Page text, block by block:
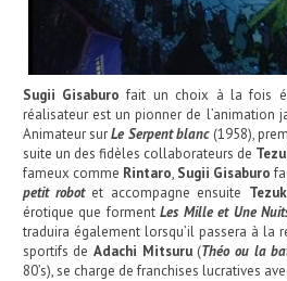
Sugii Gisaburo fait un choix à la fois
réalisateur est un pionner de l’animation
Animateur surLe Serpent blanc(1958),
suite un des fidèles collaborateurs de
fameux comme Rintaro, Sugii Gisaburo
petit robotet accompagne ensuite
érotique que formentLes Mille et Une
traduira également lorsqu’il passera à
sportifs de Adachi Mitsuru(Théo ou la
80’s), se charge de franchises lucratives